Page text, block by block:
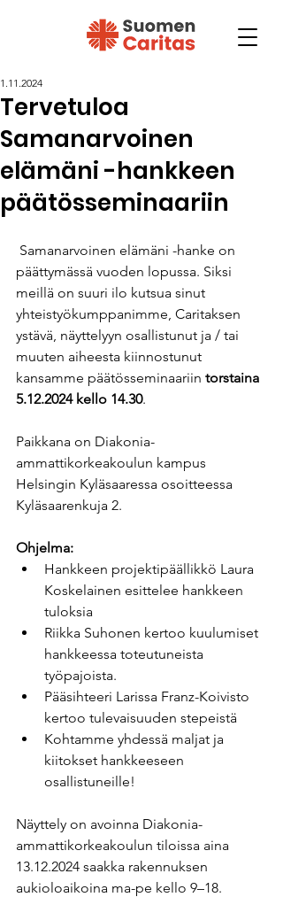
Tervetuloa
Samanarvoinen
elämäni -hankkeen
päätösseminaariin
1.11.2024
Samanarvoinen elämäni -hanke on
päättymässä vuoden lopussa. Siksi
meillä on suuri ilo kutsua sinut
yhteistyökumppanimme, Caritaksen
ystävä, näyttelyyn osallistunut ja / tai
muuten aiheesta kiinnostunut
kansamme päätösseminaariin torstaina
5.12.2024 kello 14.30.
Paikkana on Diakonia-
ammattikorkeakoulun kampus
Helsingin Kyläsaaressa osoitteessa
Kyläsaarenkuja 2.
Ohjelma:
Hankkeen projektipäällikkö Laura
Koskelainen esittelee hankkeen
tuloksia
Riikka Suhonen kertoo kuulumiset
hankkeessa toteutuneista
työpajoista.
Pääsihteeri Larissa Franz-Koivisto
kertoo tulevaisuuden stepeistä
Kohtamme yhdessä maljat ja
kiitokset hankkeeseen
osallistuneille!
Näyttely on avoinna Diakonia-
ammattikorkeakoulun tiloissa aina
13.12.2024 saakka rakennuksen
aukioloaikoina ma-pe kello 9–18.